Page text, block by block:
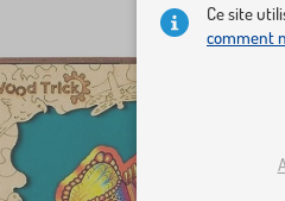
Ce site
comment